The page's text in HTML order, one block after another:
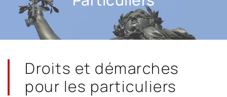
Droits et démarches
pour les particuliers